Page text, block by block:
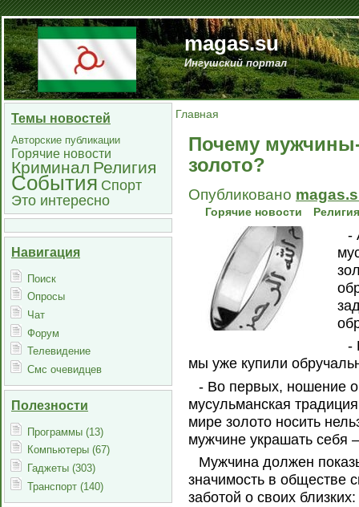
magas.su
Ингушский портал
Темы новостей
Авторские публикации
Горячие новости
Криминал Религия
События Спорт
Это интересно
Навигация
Поиск
Опросы
Чат
Форум
Телевидение
Смс очевидцев
Полезности
Программы (13)
Компьютеры (67)
Гаджеты (303)
Транспорт (140)
Главная
Почему
золото?
Опубликовано
Горячие новости
-
-
мы уже купили
- Во первых, ношение
мусульманская
мире золото носить
мужчине украшать себя
Мужчина должен
значимость в обществе
заботой о своих